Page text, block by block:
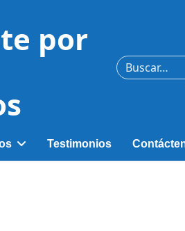
por
Buscar
Testimonios